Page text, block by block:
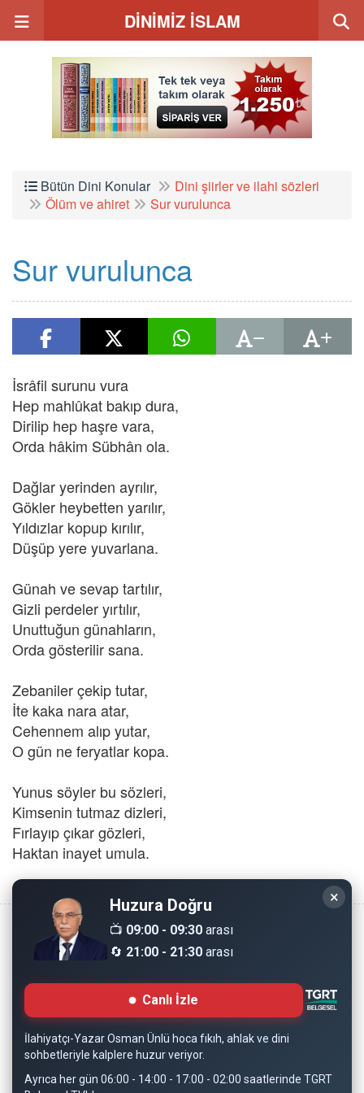
DİNİMİZ İSLAM
Bütün Dini Konular
Dini şiirler ve ilahi sözleri
Ölüm ve ahiret
Sur vurulunca
Sur vurulunca
İsrâfil surunu vura
Hep mahlûkat bakıp dura,
Dirilip hep haşre vara,
Orda hâkim Sübhân ola.
Dağlar yerinden ayrılır,
Gökler heybetten yarılır,
Yıldızlar kopup kırılır,
Düşüp yere yuvarlana.
Günah ve sevap tartılır,
Gizli perdeler yırtılır,
Unuttuğun günahların,
Orda gösterilir sana.
Zebaniler çekip tutar,
İte kaka nara atar,
Cehennem alıp yutar,
O gün ne feryatlar kopa.
Yunus söyler bu sözleri,
Kimsenin tutmaz dizleri,
Fırlayıp çıkar gözleri,
Haktan inayet umula.
Sitemizdeki bilgiler, bütün insanların istifadesi için
hazırlanmıştır. Orijinaline sadık kalmak şartıyla, izin
almaya gerek kalmadan, herkes istediği gibi alıp istifade
edebilir.
×
Huzura Doğru
📺 09:00 - 09:30 arası
🔄 21:00 - 21:30 arası
Canlı İzle
İlahiyatçı-Yazar Osman Ünlü hoca fıkıh, ahlak ve dini
sohbetleriyle kalplere huzur veriyor.
Ayrıca her gün 06:00 - 14:00 - 17:00 - 02:00 saatlerinde TGRT